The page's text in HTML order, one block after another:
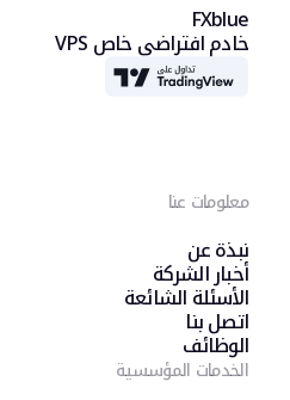
FXblue
خادم افتراضي خاص VPS
TradingView
معلومات عنا
نبذة عن
أخبار الشركة
الأسئلة الشائعة
اتصل بنا
الوظائف
الخدمات المؤسسية